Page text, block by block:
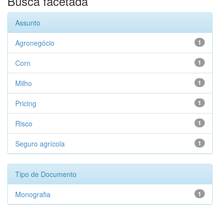
Assunto
1
Agronegócio
1
Corn
1
Milho
1
Pricing
1
Risco
1
Seguro agrícola
Tipo de Documento
1
Monografia